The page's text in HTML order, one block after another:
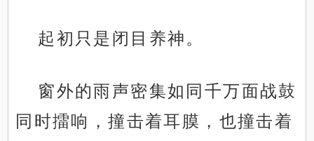
起初只是闭目养神。
窗外的雨声密集如同千万面战鼓
同时擂响，撞击着耳膜，也撞击着